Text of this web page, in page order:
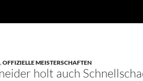
,OFFIZIELLE MEISTERSCHAFTEN
holt auch